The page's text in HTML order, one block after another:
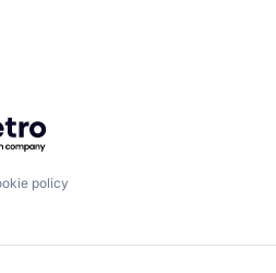
Getro.com
policy